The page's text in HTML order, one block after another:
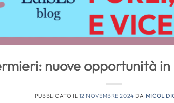
nuove opportunità
PUBBLICATO IL 12 NOVEMBRE 2024 DA MICOL